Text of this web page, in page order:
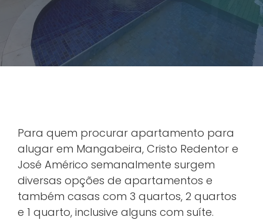
Para quem procurar apartamento para
alugar em Mangabeira, Cristo Redentor e
José Américo semanalmente surgem
diversas opções de apartamentos e
também casas com 3 quartos, 2 quartos
e 1 quarto, inclusive alguns com suíte.